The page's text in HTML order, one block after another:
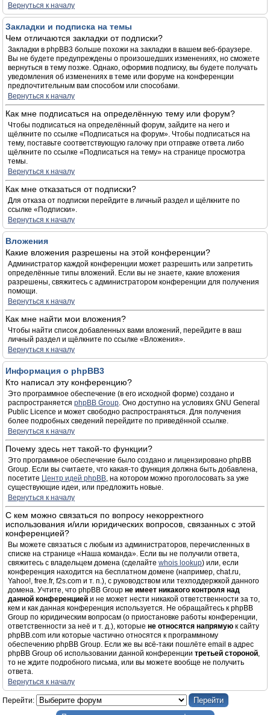
Вернуться к началу
Закладки и подписка на темы
Чем отличаются закладки от подписки?
Закладки в phpBB3 больше похожи на закладки в вашем веб-браузере.
Вы не будете предупреждены о произошедших изменениях, но сможете
вернуться в тему позже. Однако, оформив подписку, вы будете получать
уведомления об изменениях в теме или форуме на конференции
предпочтительным вам способом или способами.
Вернуться к началу
Как мне подписаться на определённую тему или форум?
Чтобы подписаться на определённый форум, зайдите на него и
щёлкните по ссылке «Подписаться на форум». Чтобы подписаться на
тему, поставьте соответствующую галочку при отправке ответа либо
щёлкните по ссылке «Подписаться на тему» на странице просмотра
темы.
Вернуться к началу
Как мне отказаться от подписки?
Для отказа от подписки перейдите в личный раздел и щёлкните по
ссылке «Подписки».
Вернуться к началу
Вложения
Какие вложения разрешены на этой конференции?
Администратор каждой конференции может разрешить или запретить
определённые типы вложений. Если вы не знаете, какие вложения
разрешены, свяжитесь с администратором конференции для получения
помощи.
Вернуться к началу
Как мне найти мои вложения?
Чтобы найти список добавленных вами вложений, перейдите в ваш
личный раздел и щёлкните по ссылке «Вложения».
Вернуться к началу
Информация о phpBB3
Кто написал эту конференцию?
Это программное обеспечение (в его исходной форме) создано и
распространяется phpBB Group. Оно доступно на условиях GNU General
Public Licence и может свободно распространяться. Для получения
более подробных сведений перейдите по приведённой ссылке.
Вернуться к началу
Почему здесь нет такой-то функции?
Это программное обеспечение было создано и лицензировано phpBB
Group. Если вы считаете, что какая-то функция должна быть добавлена,
посетите Центр идей phpBB, на котором можно проголосовать за уже
существующие идеи, или предложить новые.
Вернуться к началу
С кем можно связаться по вопросу некорректного
использования и/или юридических вопросов, связанных с этой
конференцией?
Вы можете связаться с любым из администраторов, перечисленных в
списке на странице «Наша команда». Если вы не получили ответа,
свяжитесь с владельцем домена (сделайте whois lookup) или, если
конференция находится на бесплатном домене (например, chat.ru,
Yahoo!, free.fr, f2s.com и т. п.), с руководством или техподдержкой данного
домена. Учтите, что phpBB Group не имеет никакого контроля над
данной конференцией и не может нести никакой ответственности за то,
кем и как данная конференция используется. Не обращайтесь к phpBB
Group по юридическим вопросам (о приостановке работы конференции,
ответственности за неё и т. д.), которые не относятся напрямую к сайту
phpBB.com или которые частично относятся к программному
обеспечению phpBB Group. Если же вы всё-таки пошлёте email в адрес
phpBB Group об использовании данной конференции третьей стороной,
то не ждите подробного письма, или вы можете вообще не получить
ответа.
Вернуться к началу
Перейти: